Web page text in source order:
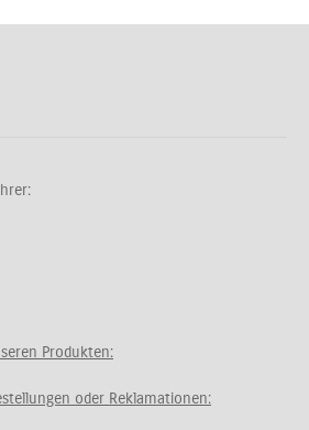
Produkten:
oder Reklamationen: